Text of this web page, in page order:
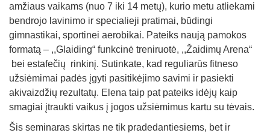
amžiaus vaikams (nuo 7 iki 14 metų), kurio metu atliekami
bendrojo lavinimo ir specialieji pratimai, būdingi
gimnastikai, sportinei aerobikai. Pateiks naują pamokos
formatą – ,,Glaiding“ funkcinė treniruotė, ,,Žaidimų Arena“
bei estafečių rinkinį. Sutinkate, kad reguliarūs fitneso
užsiėmimai padės įgyti pasitikėjimo savimi ir pasiekti
akivaizdžių rezultatų. Elena taip pat pateiks idėjų kaip
smagiai įtraukti vaikus į jogos užsiėmimus kartu su tėvais.
Šis seminaras skirtas ne tik pradedantiesiems, bet ir